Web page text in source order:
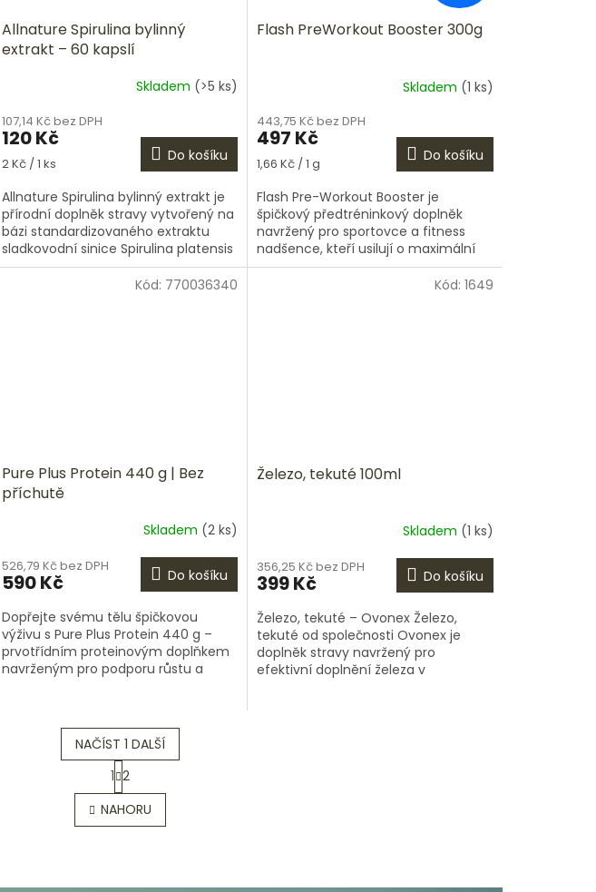
Allnature Spirulina bylinný
extrakt – 60 kapslí
Skladem (>5 ks)
107,14 Kč bez DPH
120 Kč
Měrná
2 Kč / 1 ks Do košíku
Allnature Spirulina bylinný extrakt je
přírodní doplněk stravy vytvořený na
bázi standardizovaného extraktu
sladkovodní sinice Spirulina platensis
(350 mg v jedné kapsli)....
Flash PreWorkout Booster 300g
Skladem (1 ks)
443,75 Kč bez DPH
497 Kč
Měrná
1,66 Kč / 1 g Do košíku
Flash Pre-Workout Booster je
špičkový předtréninkový doplněk
navržený pro sportovce a fitness
nadšence, kteří usilují o maximální
výkon a efektivitu během tréninku.
Pure Plus Protein 440 g | Bez
příchutě
Skladem (2 ks)
526,79 Kč bez DPH
590 Kč Do košíku
Dopřejte svému tělu špičkovou
výživu s Pure Plus Protein 440 g –
prvotřídním proteinovým doplňkem
navrženým pro podporu růstu a
Kód: 770036340
Železo, tekuté 100ml
Skladem (1 ks)
356,25 Kč bez DPH
399 Kč Do košíku
Železo, tekuté – Ovonex Železo,
tekuté od společnosti Ovonex je
doplněk stravy navržený pro
efektivní doplnění železa v
Kód: 1649
O
v
NAČÍST 1 DALŠÍ
S
t
r
á
n
1 2
NAHORU